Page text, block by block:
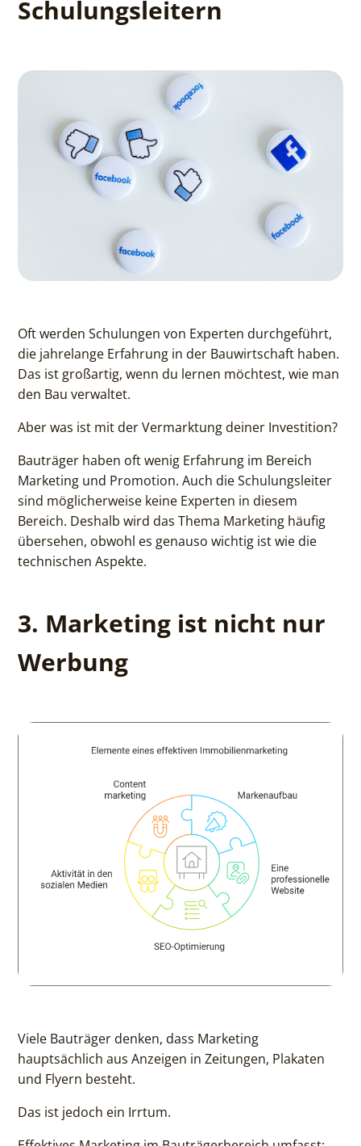
Schulungsleitern
Oft werden Schulungen von Experten durchgeführt,
die jahrelange Erfahrung in der Bauwirtschaft haben.
Das ist großartig, wenn du lernen möchtest, wie man
den Bau verwaltet.
Aber was ist mit der Vermarktung deiner Investition?
Bauträger haben oft wenig Erfahrung im Bereich
Marketing und Promotion. Auch die Schulungsleiter
sind möglicherweise keine Experten in diesem
Bereich. Deshalb wird das Thema Marketing häufig
übersehen, obwohl es genauso wichtig ist wie die
technischen Aspekte.
3. Marketing ist nicht nur
Werbung
Viele Bauträger denken, dass Marketing
hauptsächlich aus Anzeigen in Zeitungen, Plakaten
und Flyern besteht.
Das ist jedoch ein Irrtum.